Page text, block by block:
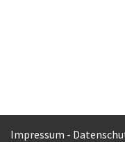
Impressum -